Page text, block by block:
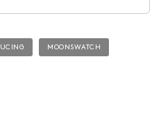
MOONSWATCH